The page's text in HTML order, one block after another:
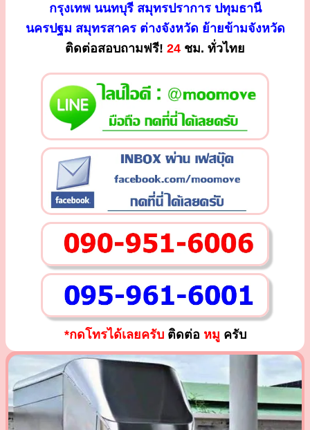
กรุงเทพ นนทบุรี สมุทรปราการ ปทุมธานี
นครปฐม สมุทรสาคร ต่างจังหวัด ย้ายข้ามจังหวัด
ติดต่อสอบถามฟรี! 24 ชม. ทั่วไทย
*กดโทรได้เลยครับติดต่อ หมู ครับ